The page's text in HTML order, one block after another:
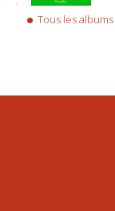
Tous les albums